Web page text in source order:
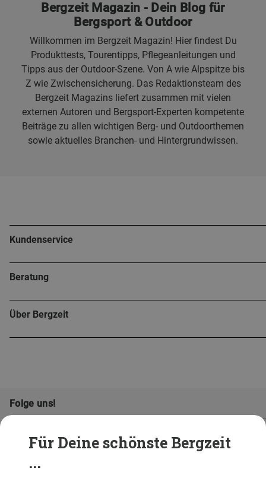
Für Deine schönste Bergzeit
...
Bergzeit Magazin - Dein Blog für
Bergsport & Outdoor
Willkommen im Bergzeit Magazin! Hier findest Du
Produkttests, Tourentipps, Pflegeanleitungen und
Tipps aus der Outdoor-Szene. Von A wie Alpspitze bis
Z wie Zwischensicherung. Das Redaktionsteam des
Bergzeit Magazins liefert zusammen mit vielen
externen Autoren und Bergsport-Experten kompetente
Beiträge zu allen wichtigen Berg- und Outdoorthemen
sowie aktuelles Branchen- und Hintergrundwissen.
Kundenservice
Beratung
Über Bergzeit
Folge uns!